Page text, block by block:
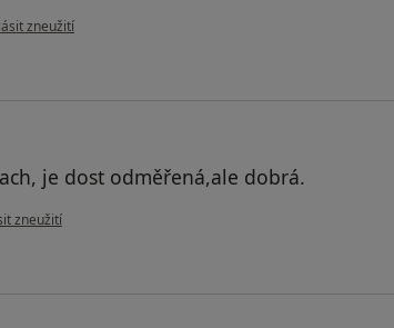
názoru uživatele Pacient
zneužití
je dost odměřená,ale dobrá.
uživatele Pacient
zneužití